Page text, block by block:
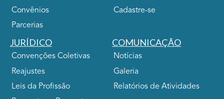
Convênios
Parcerias
Cadastre-se
JURÍDICO
Convenções Coletivas
Reajustes
Leis da Profissão
COMUNICAÇÃO
Notícias
Galeria
Relatórios de Atividades